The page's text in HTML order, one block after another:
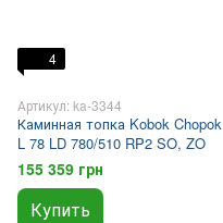
4
Артикул: ka-3344
Каминная топка Kobok Chopok
L 78 LD 780/510 RP2 SO, ZO
155 359 грн
Купить